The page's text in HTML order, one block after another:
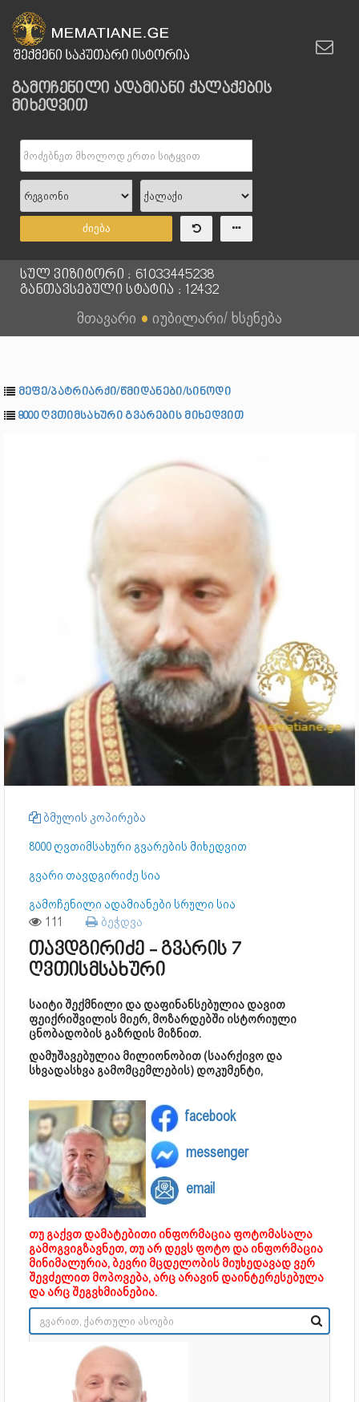
გამოჩენილი ადამიანი ქალაქების
მიხედვით
ძიება
სულ ვიზიტორი : 61033445238
განთავსებული სტატია : 12432
მთავარი ● იუბილარი/ ხსენება
მეფე/პატრიარქი/წმიდანები/სინოდი
8000 ღვთიმსახური გვარების მიხედვით
ბმულის კოპირება
8000 ღვთიმსახური გვარების მიხედვით
გვარი თავდგირიძე სია
გამოჩენილი ადამიანები სრული სია
111 ბეჭდვა
თავდგირიძე - გვარის 7
ღვთისმსახური
საიტი შექმნილი და დაფინანსებულია დავით
ფეიქრიშვილის მიერ, მოზარდებში ისტორიული
ცნობადობის გაზრდის მიზნით.
დამუშავებულია მილიონობით (საარქივო და
სხვადასხვა გამომცემლების) დოკუმენტი,
facebook
messenger
email
თუ გაქვთ დამატებითი ინფორმაცია ფოტომასალა
გამოგვიგზავნეთ, თუ არ დევს ფოტო და ინფორმაცია
მინიმალურია, ბევრი მცდელობის მიუხედავად ვერ
შევძელით მოპოვება, არც არავინ დაინტერესებულა
და არც შეგვხმიანებია.